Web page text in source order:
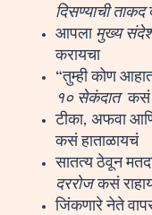
दिसण्याची ताकद
आपला मुख्य
करायचा
“तुम्ही कोण
१० सेकंदातकसं
टीका, अफवा आणि
कसं हाताळायचं
सातत्य ठेवून
दररोजकसं
जिंकणारे नेते